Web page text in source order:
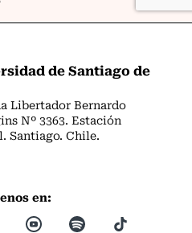
de Santiago de
Libertador Bernardo
Nº 3363. Estación
Santiago. Chile.
en: